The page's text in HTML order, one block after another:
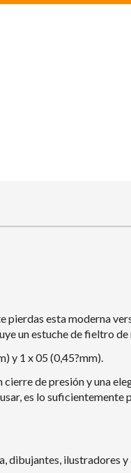
pierdas esta moderna
un estuche de fieltro de
y 1 x 05 (0,45?mm).
de presión y una
es lo suficientemente
dibujantes, ilustradores y